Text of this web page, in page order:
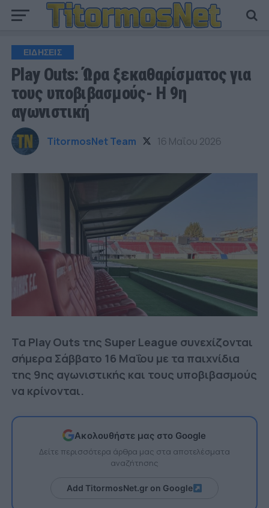
ΕΙΔΗΣΕΙΣ
Play Outs: Ώρα ξεκαθαρίσματος για
τους υποβιβασμούς- Η 9η
αγωνιστική
TitormosNet Team 16 Μαΐου 2026
Τα Play Outs της Super League συνεχίζονται
σήμερα Σάββατο 16 Μαΐου με τα παιχνίδια
της 9ης αγωνιστικής και τους υποβιβασμούς
να κρίνονται.
Ακολουθήστε μας στο Google
Δείτε περισσότερα άρθρα μας στα αποτελέσματα
αναζήτησης
Add TitormosNet.gr on Google